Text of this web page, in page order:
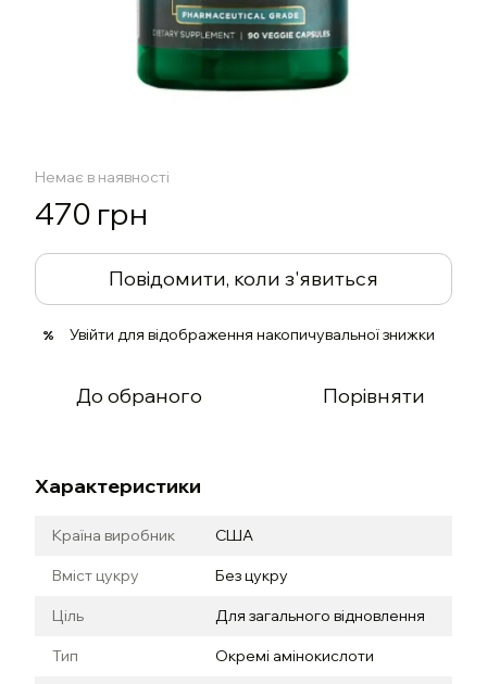
Немає в наявності
470 грн
Повідомити, коли з'явиться
% Увійти для відображення накопичувальної знижки
До обраного Порівняти
Характеристики
Країна виробник США
Вміст цукру Без цукру
Ціль Для загального відновлення
Тип Окремі амінокислоти